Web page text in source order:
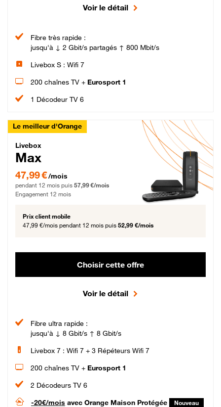
Voir le détail
Fibre très rapide :
jusqu'à ↓ 2 Gbit/s partagés ↑ 800 Mbit/s
Livebox S : Wifi 7
200 chaînes TV + Eurosport 1
1 Décodeur TV 6
Le meilleur d'Orange
Livebox Max Fibre
Livebox
Max
47,99 € par mois pendant 12 mois puis 57,99 € par mois, Engagement 12 mois
47,99 €/mois
pendant 12 mois puis 57,99 €/mois
Engagement 12 mois
Prix client mobile
47,99 €/mois pendant 12 mois puis 52,99 €/mois
Choisir cette offre
Voir le détail
Fibre ultra rapide :
jusqu'à ↓ 8 Gbit/s ↑ 8 Gbit/s
Livebox 7 : Wifi 7 + 3 Répéteurs Wifi 7
200 chaînes TV + Eurosport 1
2 Décodeurs TV 6
-20€/mois avec Orange Maison Protégée Nouveau